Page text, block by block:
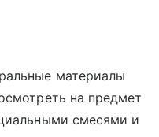
материалы
на предмет
смесями и